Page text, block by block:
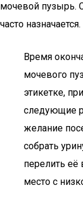
мочевой пузырь.
часто назначается.
Время
мочевого
этикетке,
следующие
желание
собрать
перелить её
место с